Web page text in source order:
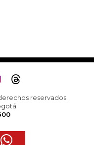
reservados.